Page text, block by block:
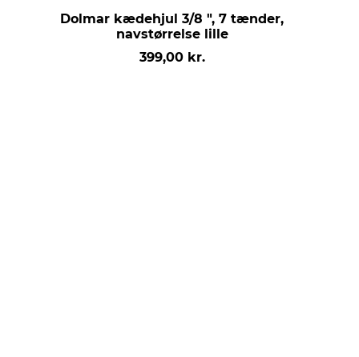
Dolmar kædehjul 3/8 ", 7 tænder,
navstørrelse lille
399,00 kr.